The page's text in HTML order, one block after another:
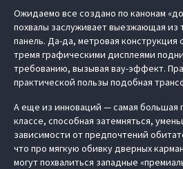
Ожидаемо все создано по канонам
похвалы заслуживает выезжающая из
панель. Да-да, метровая
тремя графическими дисплеями
требованию, вызывая вау-эффект.
практической пользы подобная
А еще из инноваций — самая большая
классе, способная затемняться,
зависимости от предпочтений
что про мягкую обивку дверных
могут похвалиться западные